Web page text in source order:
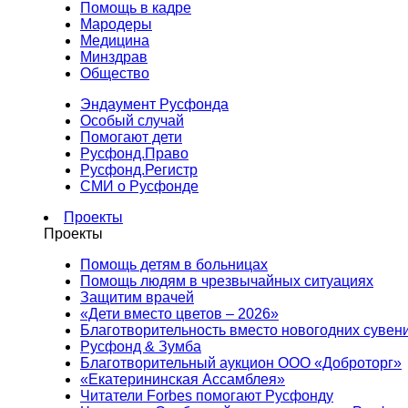
Помощь в кадре
Мародеры
Медицина
Минздрав
Общество
Эндаумент Русфонда
Особый случай
Помогают дети
Русфонд.Право
Русфонд.Регистр
СМИ о Русфонде
Проекты
Проекты
Помощь детям в больницах
Помощь людям в чрезвычайных ситуациях
Защитим врачей
«Дети вместо цветов – 2026»
Благотворительность вместо новогодних
Русфонд & Зумба
Благотворительный аукцион ООО «Доброторг»
«Екатерининская Ассамблея»
Читатели Forbes помогают Русфонду